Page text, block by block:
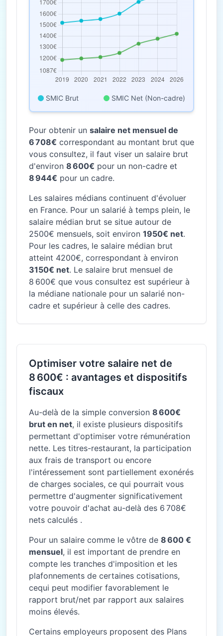
SMIC Brut SMIC Net (Non-cadre)
Pour obtenir un salaire net mensuel de
6 708€ correspondant au montant brut que
vous consultez, il faut viser un salaire brut
d'environ 8 600€ pour un non-cadre et
8 944€ pour un cadre.
Les salaires médians continuent d'évoluer
en France. Pour un salarié à temps plein, le
salaire médian brut se situe autour de
2500€ mensuels, soit environ 1950€ net.
Pour les cadres, le salaire médian brut
atteint 4200€, correspondant à environ
3150€ net. Le salaire brut mensuel de
8 600€ que vous consultez est supérieur à
la médiane nationale pour un salarié non-
cadre et supérieur à celle des cadres.
Optimiser votre salaire net de
8 600€ : avantages et dispositifs
fiscaux
Au-delà de la simple conversion 8 600€
brut en net, il existe plusieurs dispositifs
permettant d'optimiser votre rémunération
nette. Les titres-restaurant, la participation
aux frais de transport ou encore
l'intéressement sont partiellement exonérés
de charges sociales, ce qui pourrait vous
permettre d'augmenter significativement
votre pouvoir d'achat au-delà des 6 708€
nets calculés .
Pour un salaire comme le vôtre de 8 600 €
mensuel, il est important de prendre en
compte les tranches d'imposition et les
plafonnements de certaines cotisations,
cequi peut modifier favorablement le
rapport brut/net par rapport aux salaires
moins élevés.
Certains employeurs proposent des Plans